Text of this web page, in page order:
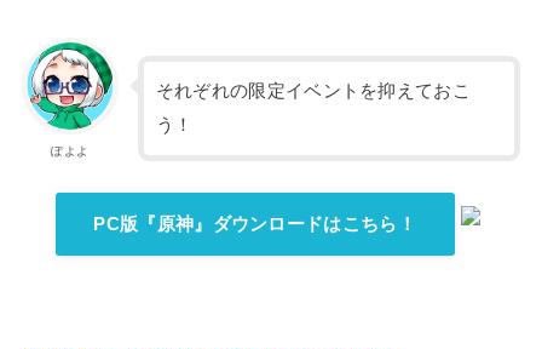
ぽよよ
それぞれの限定イベントを抑えておこ
う！
PC版『原神』ダウンロードはこちら！